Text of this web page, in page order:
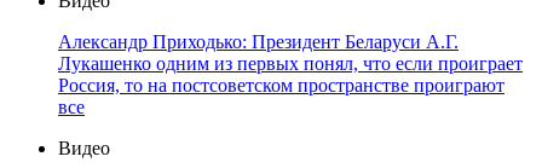
Александр Приходько: Президент Беларуси А.Г.
Лукашенко одним из первых понял, что если проиграет
Россия, то на постсоветском пространстве проиграют
все
Видео